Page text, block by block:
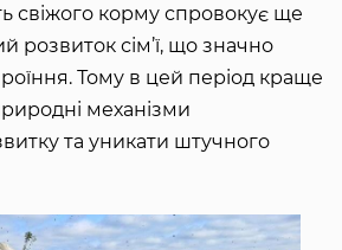
свіжого корму спровокує ще
розвиток сім’ї, що значно
Тому в цей період краще
механізми
та уникати штучного